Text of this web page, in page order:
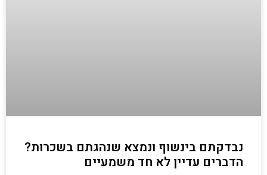
נבדקתם בינשוף ונמצא שנהגתם בשכרות?
הדברים עדיין לא חד משמעיים